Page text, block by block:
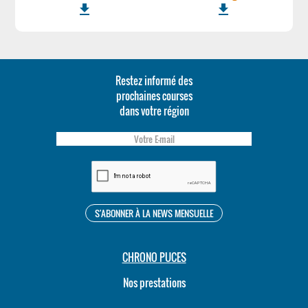
file_download file_download
Restez informé des
prochaines courses
dans votre région
CHRONO PUCES
Nos prestations